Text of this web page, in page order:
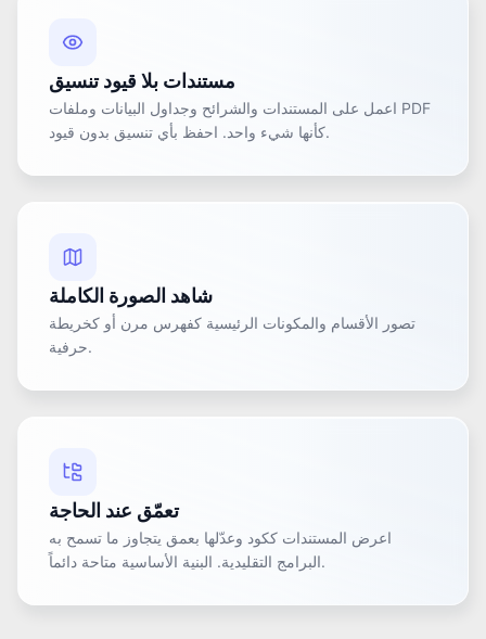
مستندات بلا قيود تنسيق
اعمل على المستندات والشرائح وجداول البيانات وملفات PDF
كأنها شيء واحد. احفظ بأي تنسيق بدون قيود.
شاهد الصورة الكاملة
تصور الأقسام والمكونات الرئيسية كفهرس مرن أو كخريطة
حرفية.
تعمّق عند الحاجة
اعرض المستندات ككود وعدّلها بعمق يتجاوز ما تسمح به
البرامج التقليدية. البنية الأساسية متاحة دائماً.